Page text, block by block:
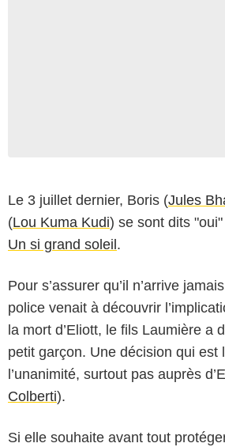
Le 3 juillet dernier, Boris (Jules
(Lou Kuma Kudi) se sont dits
Un si grand soleil.
Pour s’assurer qu’il n’arrive
police venait à découvrir
la mort d’Eliott, le fils Laumière a
petit garçon. Une décision qui est
l’unanimité, surtout pas auprès
Colberti).
Si elle souhaite avant tout